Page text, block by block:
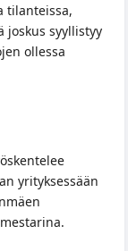
tilanteissa,
joskus syyllistyy
ollessa
yrityksessään